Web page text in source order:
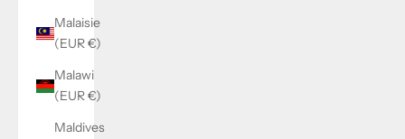
Malaisie
(EUR €)
Malawi
(EUR €)
Maldives